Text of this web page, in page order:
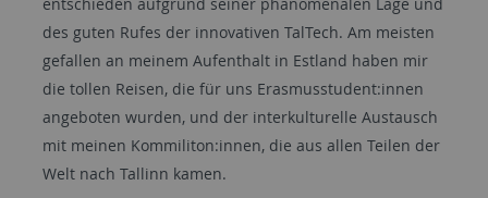
entschieden aufgrund seiner phänomenalen Lage und
des guten Rufes der innovativen TalTech. Am meisten
gefallen an meinem Aufenthalt in Estland haben mir
die tollen Reisen, die für uns Erasmusstudent:innen
angeboten wurden, und der interkulturelle Austausch
mit meinen Kommiliton:innen, die aus allen Teilen der
Welt nach Tallinn kamen.